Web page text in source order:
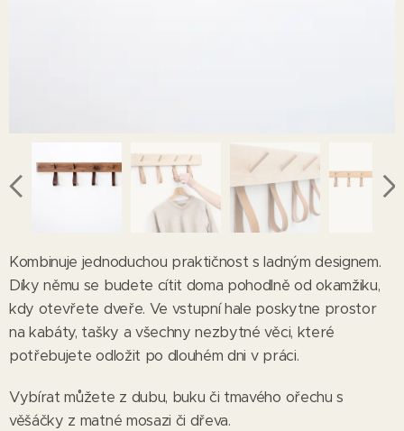
Kombinuje jednoduchou praktičnost s ladným designem.
Díky němu se budete cítit doma pohodlně od okamžiku,
kdy otevřete dveře. Ve vstupní hale poskytne prostor
na kabáty, tašky a všechny nezbytné věci, které
potřebujete odložit po dlouhém dni v práci.
Vybírat můžete z dubu, buku či tmavého ořechu s
věšáčky z matné mosazi či dřeva.